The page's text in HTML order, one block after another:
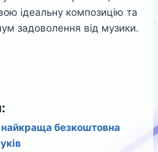
ідеальну композицію та
задоволення від музики.
безкоштовна